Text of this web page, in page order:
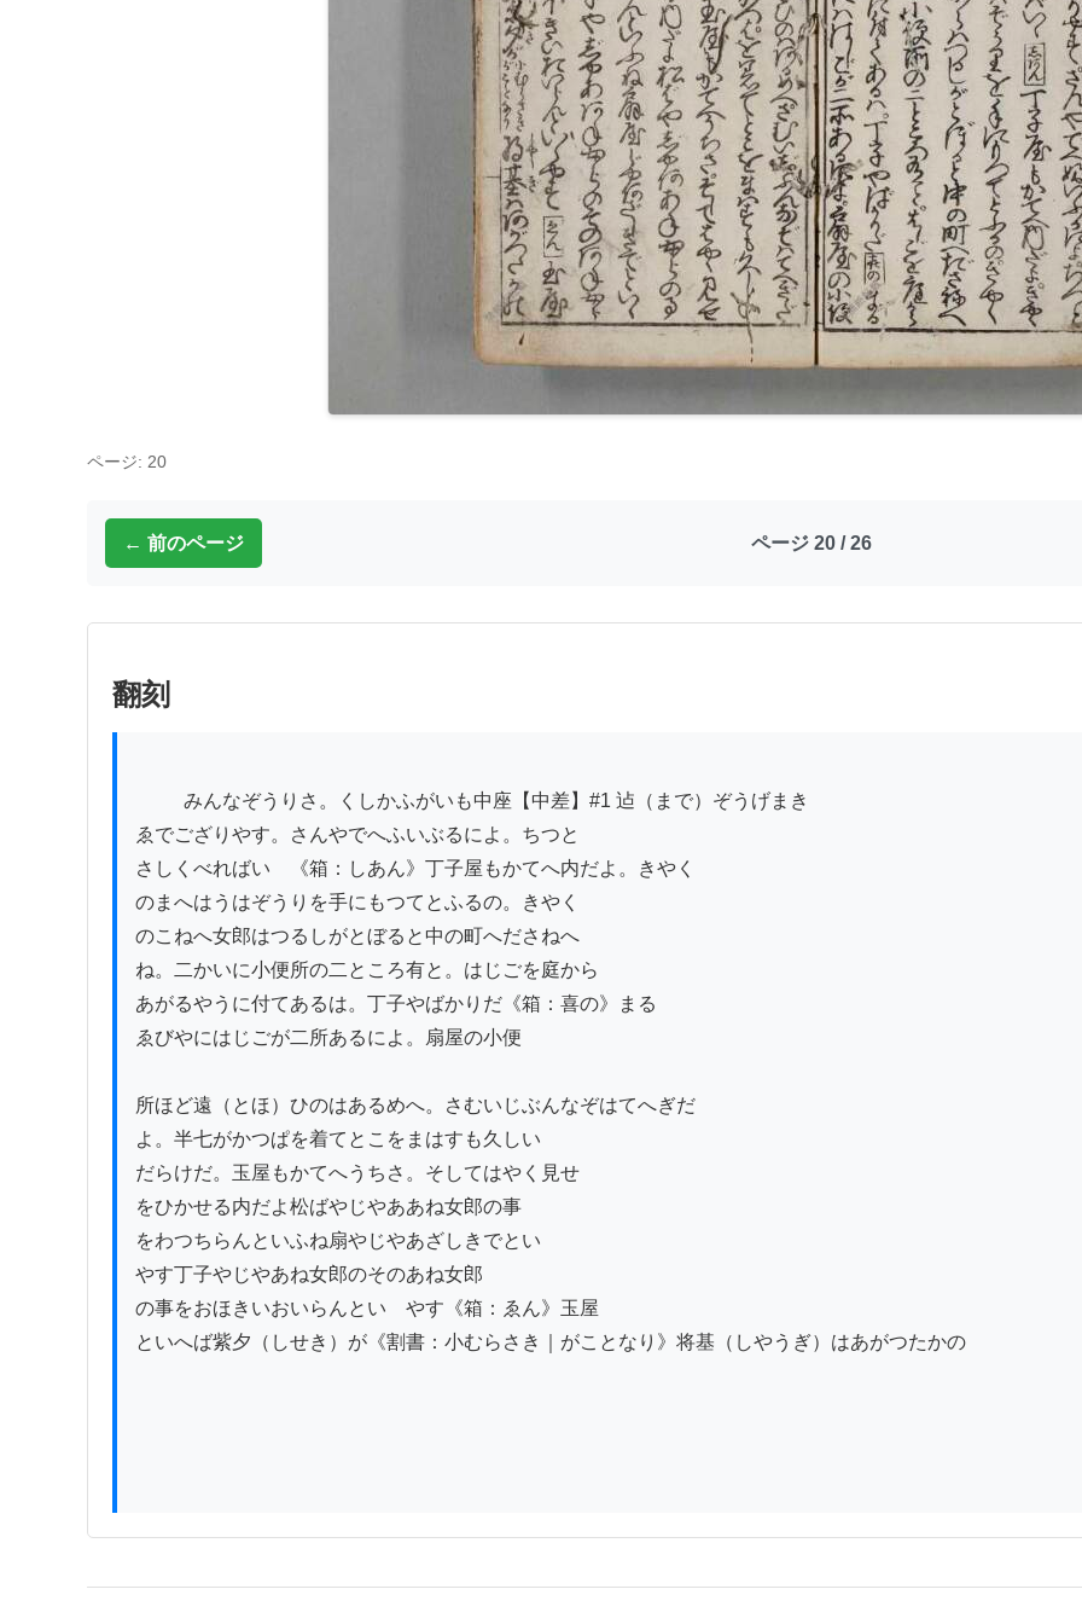
ページ: 20
← 前のページ ページ 20 / 26
翻刻
ゑでござりやす。さんやでへふいぶるによ。ちつと
さしくべればいゝ《箱：しあん》丁子屋もかてへ内だよ。きやく
のまへはうはぞうりを手にもつてとふるの。きやく
のこねへ女郎はつるしがとぼると中の町へださねへ
ね。二かいに小便所の二ところ有と。はじごを庭から
あがるやうに付てあるは。丁子やばかりだ《箱：喜の》まる
ゑびやにはじごが二所あるによ。扇屋の小便
所ほど遠（とほ）ひのはあるめへ。さむいじぶんなぞはてへぎだ
よ。半七がかつぱを着てとこをまはすも久しい
だらけだ。玉屋もかてへうちさ。そしてはやく見せ
をひかせる内だよ松ばやじやああね女郎の事
をわつちらんといふね扇やじやあざしきでといゝ
やす丁子やじやあね女郎のそのあね女郎
の事をおほきいおいらんといゝやす《箱：ゑん》玉屋
といへば紫夕（しせき）が《割書：小むらさき｜がことなり》将基（しやうぎ）はあがつたかの